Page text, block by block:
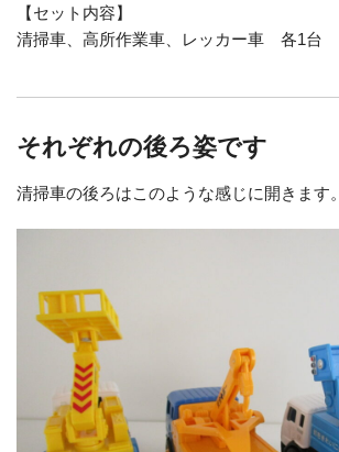
【セット内容】
清掃車、高所作業車、レッカー車 各1台
それぞれの後ろ姿です
清掃車の後ろはこのような感じに開きます。